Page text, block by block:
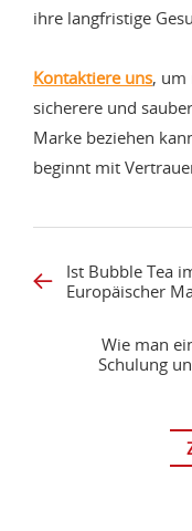
ihre langfristige
Kontaktiere uns, um
sicherere und
Marke beziehen
beginnt mit
Ist Bubble Tea
Europäischer
Wie man
Schulung